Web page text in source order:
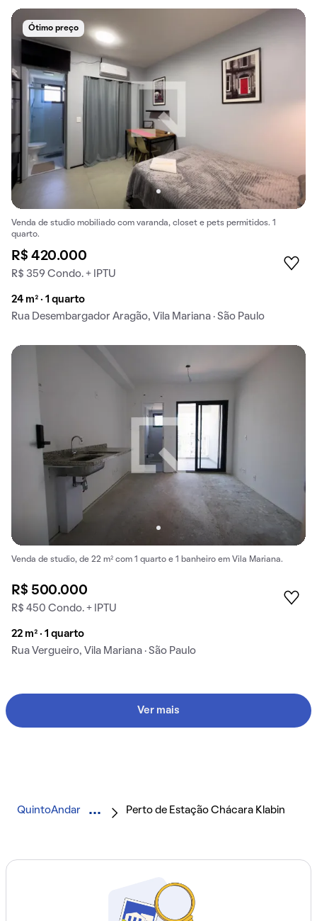
Ótimo preço
Venda de studio mobiliado com varanda, closet e pets permitidos. 1
quarto.
R$ 420.000
R$ 359 Condo. + IPTU
24 m² · 1 quarto
Rua Desembargador Aragão, Vila Mariana · São Paulo
Venda de studio, de 22 m² com 1 quarto e 1 banheiro em Vila Mariana.
R$ 500.000
R$ 450 Condo. + IPTU
22 m² · 1 quarto
Rua Vergueiro, Vila Mariana · São Paulo
Ver mais
QuintoAndar Perto de Estação Chácara Klabin